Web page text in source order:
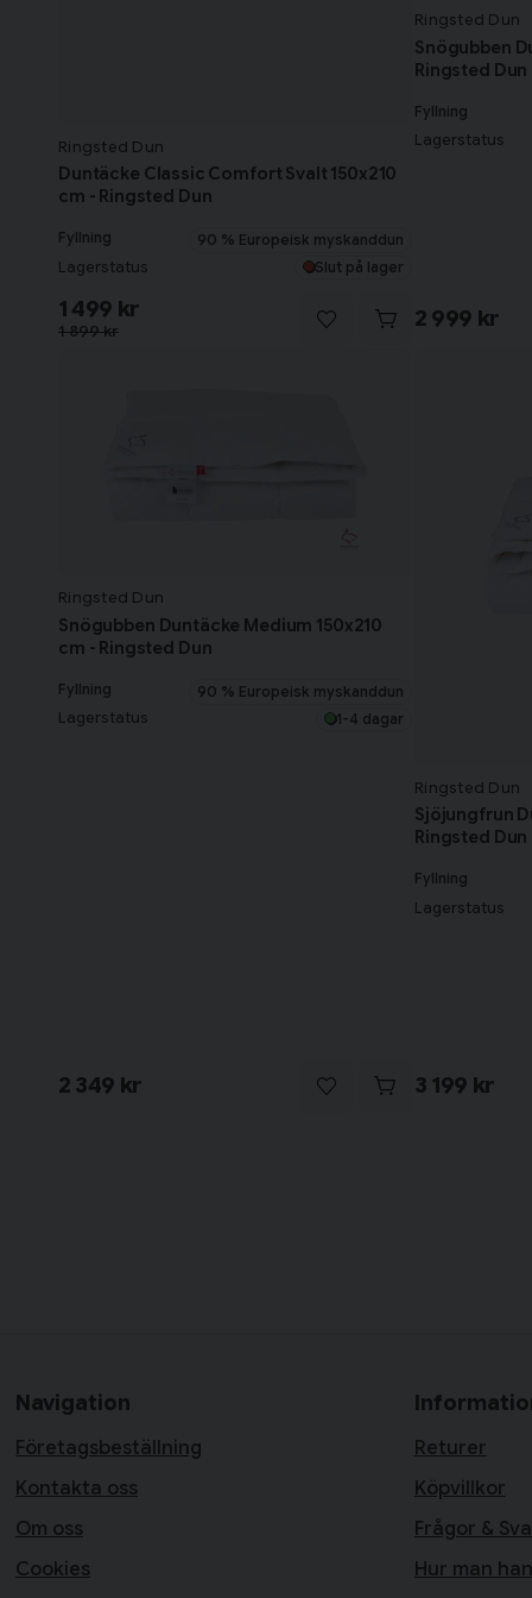
4 tips vid köp av Täckesom går
Ringsted Dun
Duntäcke Classic Comfort Svalt 150x210
cm - Ringsted Dun
Fyllning 90 % Europeisk myskanddun
Lagerstatus Slut på lager
1 899 kr
1 499 kr
Ringsted Dun
Snögubben
Ringsted Dun
Fyllning
Lagerstatus
2 999 kr
Ringsted Dun
Snögubben Duntäcke Medium 150x210
cm - Ringsted Dun
Fyllning 90 % Europeisk myskanddun
Lagerstatus 1-4 dagar
2 349 kr
Ringsted Dun
Sjöjungfrun
Ringsted Dun
Fyllning
Lagerstatus
3 199 kr
Navigation
Företagsbeställning
Kontakta oss
Om oss
Cookies
Returer
Köpvillkor
Frågor &
Hur man